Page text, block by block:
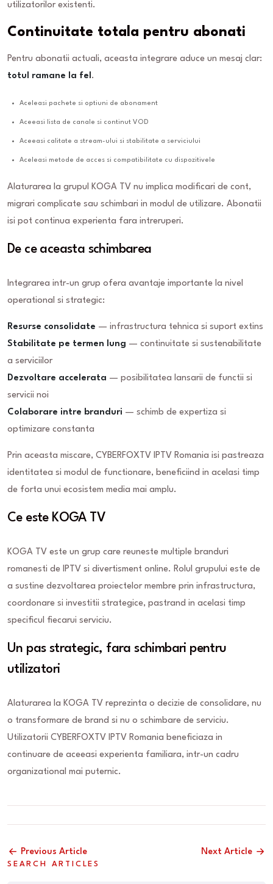
utilizatorilor existenti.
Continuitate totala pentru abonati
Pentru abonatii actuali, aceasta integrare aduce un mesaj clar:
totul ramane la fel.
Aceleasi pachete si optiuni de abonament
Aceeasi lista de canale si continut VOD
Aceeasi calitate a stream-ului si stabilitate a serviciului
Aceleasi metode de acces si compatibilitate cu dispozitivele
Alaturarea la grupul KOGA TV nu implica modificari de cont,
migrari complicate sau schimbari in modul de utilizare. Abonatii
isi pot continua experienta fara intreruperi.
De ce aceasta schimbarea
Integrarea intr-un grup ofera avantaje importante la nivel
operational si strategic:
Resurse consolidate — infrastructura tehnica si suport extins
Stabilitate pe termen lung — continuitate si sustenabilitate
a serviciilor
Dezvoltare accelerata — posibilitatea lansarii de functii si
servicii noi
Colaborare intre branduri — schimb de expertiza si
optimizare constanta
Prin aceasta miscare, CYBERFOXTV IPTV Romania isi pastreaza
identitatea si modul de functionare, beneficiind in acelasi timp
de forta unui ecosistem media mai amplu.
Ce este KOGA TV
KOGA TV este un grup care reuneste multiple branduri
romanesti de IPTV si divertisment online. Rolul grupului este de
a sustine dezvoltarea proiectelor membre prin infrastructura,
coordonare si investitii strategice, pastrand in acelasi timp
specificul fiecarui serviciu.
Un pas strategic, fara schimbari pentru
utilizatori
Alaturarea la KOGA TV reprezinta o decizie de consolidare, nu
o transformare de brand si nu o schimbare de serviciu.
Utilizatorii CYBERFOXTV IPTV Romania beneficiaza in
continuare de aceeasi experienta familiara, intr-un cadru
organizational mai puternic.
Previous Article Next Article
SEARCH ARTICLES